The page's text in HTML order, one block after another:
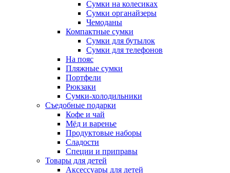
Сумки на колесиках
Сумки органайзеры
Чемоданы
Компактные сумки
Сумки для бутылок
Сумки для телефонов
На пояс
Пляжные сумки
Портфели
Рюкзаки
Сумки-холодильники
Съедобные подарки
Кофе и чай
Мёд и варенье
Продуктовые наборы
Сладости
Специи и приправы
Товары для детей
Аксессуары для детей